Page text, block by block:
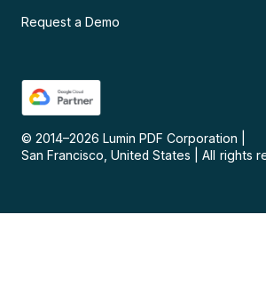
Request a Demo
© 2014–2026 Lumin PDF Corporation
San Francisco, United States
All rights